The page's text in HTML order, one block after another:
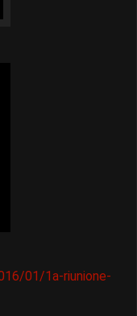
01/1a-riunione-